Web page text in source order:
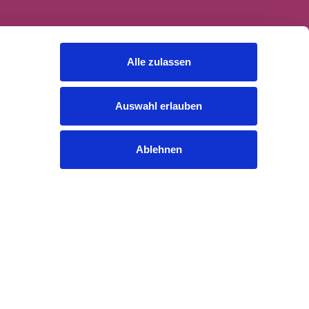
Alle zulassen
Auswahl erlauben
Ablehnen